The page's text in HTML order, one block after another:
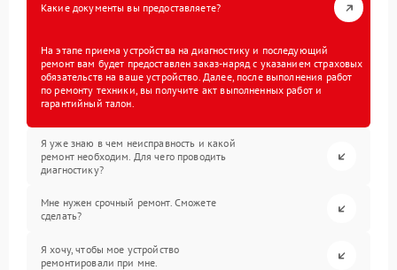
Какие документы вы предоставляете?
На этапе приема устройства на диагностику и последующий
ремонт вам будет предоставлен заказ-наряд с указанием страховых
обязательств на ваше устройство. Далее, после выполнения работ
по ремонту техники, вы получите акт выполненных работ и
гарантийный талон.
Я уже знаю в чем неисправность и какой
ремонт необходим. Для чего проводить
диагностику?
Мне нужен срочный ремонт. Сможете
сделать?
Я хочу, чтобы мое устройство
ремонтировали при мне.